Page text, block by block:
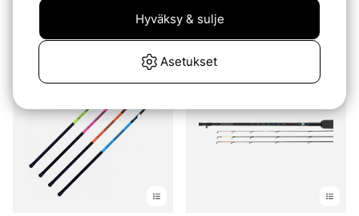
Korum Glide Power Float
alk.€99
Korda Kaizen Spod Rod
Asetukset
Hyväksy & sulje